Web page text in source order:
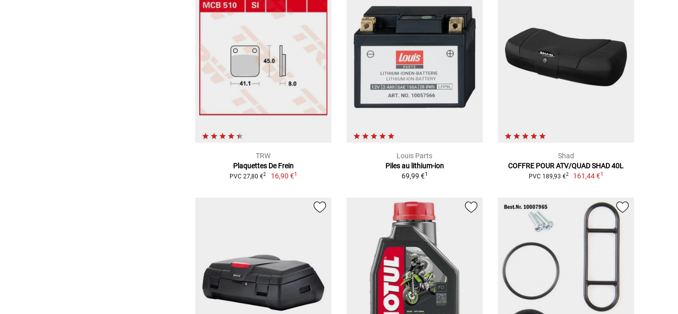
TRW
Plaquettes De Frein
PVC 27,80 €2 16,90 €1
Louis Parts
Piles au lithium-ion
69,99 €1
Shad
COFFRE POUR ATV/QUAD SHAD 40L
PVC 189,93 €2 161,44 €1